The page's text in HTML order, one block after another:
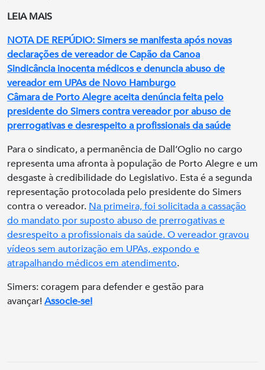
LEIA MAIS
NOTA DE REPÚDIO: Simers se manifesta após novas
declarações de vereador de Capão da Canoa
Sindicância inocenta médicos e denuncia abuso de
vereador em UPAs de Novo Hamburgo
Câmara de Porto Alegre aceita denúncia feita pelo
presidente do Simers contra vereador por abuso de
prerrogativas e desrespeito a profissionais da saúde
Para o sindicato, a permanência de Dall’Oglio no cargo
representa uma afronta à população de Porto Alegre e um
desgaste à credibilidade do Legislativo. Esta é a segunda
representação protocolada pelo presidente do Simers
contra o vereador. Na primeira, foi solicitada a cassação
do mandato por suposto abuso de prerrogativas e
desrespeito a profissionais da saúde. O vereador gravou
vídeos sem autorização em UPAs, expondo e
atrapalhando médicos em atendimento.
Simers: coragem para defender e gestão para
avançar!Associe-se!